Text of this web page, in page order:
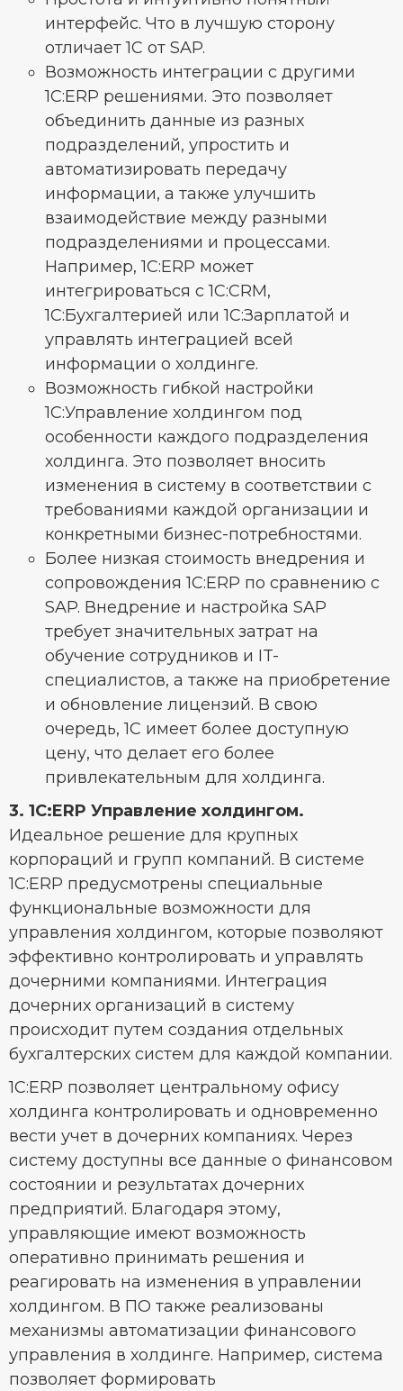
интерфейс. Что в лучшую сторону
отличает 1С от SAP.
Возможность интеграции с другими
1С:ERP решениями. Это позволяет
объединить данные из разных
подразделений, упростить и
автоматизировать передачу
информации, а также улучшить
взаимодействие между разными
подразделениями и процессами.
Например, 1C:ERP может
интегрироваться с 1C:CRM,
1C:Бухгалтерией или 1C:Зарплатой и
управлять интеграцией всей
информации о холдинге.
Возможность гибкой настройки
1C:Управление холдингом под
особенности каждого подразделения
холдинга. Это позволяет вносить
изменения в систему в соответствии с
требованиями каждой организации и
конкретными бизнес-потребностями.
Более низкая стоимость внедрения и
сопровождения 1C:ERP по сравнению с
SAP. Внедрение и настройка SAP
требует значительных затрат на
обучение сотрудников и IT-
специалистов, а также на приобретение
и обновление лицензий. В свою
очередь, 1С имеет более доступную
цену, что делает его более
привлекательным для холдинга.
3. 1С:ERP Управление холдингом.
Идеальное решение для крупных
корпораций и групп компаний. В системе
1С:ERP предусмотрены специальные
функциональные возможности для
управления холдингом, которые позволяют
эффективно контролировать и управлять
дочерними компаниями. Интеграция
дочерних организаций в систему
происходит путем создания отдельных
бухгалтерских систем для каждой компании.
1С:ERP позволяет центральному офису
холдинга контролировать и одновременно
вести учет в дочерних компаниях. Через
систему доступны все данные о финансовом
состоянии и результатах дочерних
предприятий. Благодаря этому,
управляющие имеют возможность
оперативно принимать решения и
реагировать на изменения в управлении
холдингом. В ПО также реализованы
механизмы автоматизации финансового
управления в холдинге. Например, система
позволяет формировать